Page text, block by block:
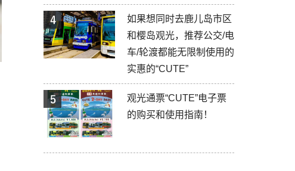
如果想同时去鹿儿岛市区
和樱岛观光，推荐公交/电
车/轮渡都能无限制使用的
实惠的“CUTE”
观光通票“CUTE”电子票
的购买和使用指南！